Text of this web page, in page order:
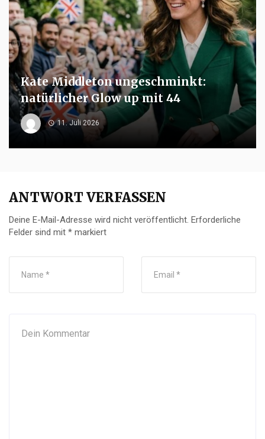
Kate Middleton ungeschminkt:
natürlicher Glow up mit 44
11. Juli 2026
ANTWORT VERFASSEN
Deine E-Mail-Adresse wird nicht veröffentlicht. Erforderliche
Felder sind mit * markiert